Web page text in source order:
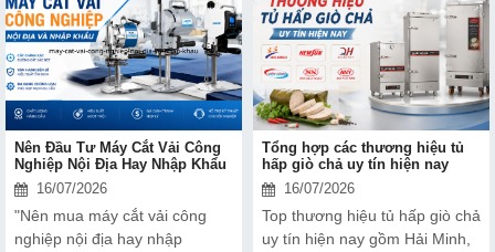
nào để tránh "mất tiền oan"?
Nên Đầu Tư Máy Cắt Vải Công
Nghiệp Nội Địa Hay Nhập Khẩu
16/07/2026
"Nên mua máy cắt vải công
nghiệp nội địa hay nhập
Tổng hợp các thương hiệu tủ
hấp giò chả uy tín hiện nay
16/07/2026
Top thương hiệu tủ hấp giò chả
uy tín hiện nay gồm Hải Minh,